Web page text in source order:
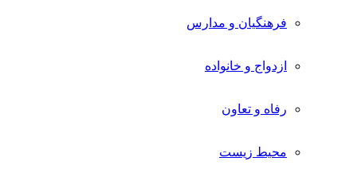
فرهنگیان و مدارس
ازدواج و خانواده
رفاه و تعاون
محیط زیست